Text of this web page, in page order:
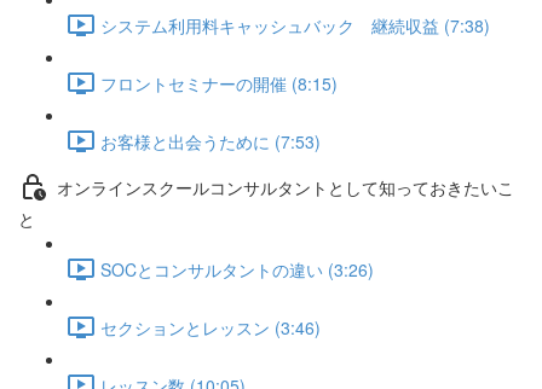
システム利用料キャッシュバック 継続収益 (7:38)
フロントセミナーの開催 (8:15)
お客様と出会うために (7:53)
オンラインスクールコンサルタントとして知っておきたいこ
と
SOCとコンサルタントの違い (3:26)
セクションとレッスン (3:46)